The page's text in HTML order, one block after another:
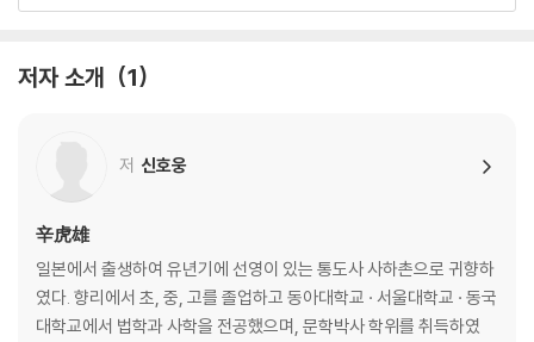
세상살이의 짜릿함은 와신상담에 있다
근본을 다스리지 않고서는 백약이 무효하다
문인은 협객과 일맥상통하는 면이 있다
개미구멍이라고 방치했다가는 둑이 무너진다
죽기를 각오한 마음에 사는 길이 있다
불운을 탓하지 않고 시련을 밑거름 삼아 절창을 이루다
인내야말로 모든 일처리의 바탕이다
저자 소개 1
저 신호웅
辛虎雄
일본에서 출생하여 유년기에 선영이 있는 통도사 사하촌으로 귀향하
였다. 향리에서 초, 중, 고를 졸업하고 동아대학교 · 서울대학교 · 동국
대학교에서 법학과 사학을 전공했으며, 문학박사 학위를 취득하였